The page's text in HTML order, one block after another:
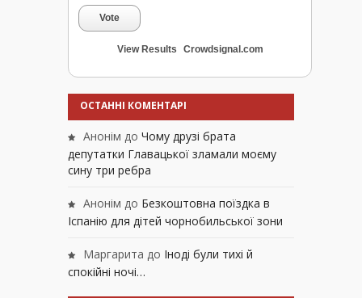
Vote
View Results Crowdsignal.com
ОСТАННІ КОМЕНТАРІ
Анонім до Чому друзі брата
депутатки Главацької зламали моєму
сину три ребра
Анонім до Безкоштовна поїздка в
Іспанію для дітей чорнобильської зони
Маргарита до Іноді були тихі й
спокійні ночі…